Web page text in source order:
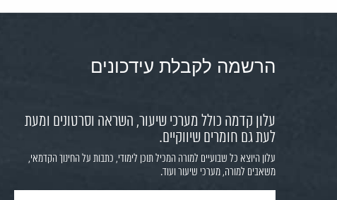
הרשמה לקבלת עידכונים
עלון קדמה כולל מערכי שיעור, השראה וסרטונים ומעת
לעת גם חומרים שיווקיים.
עלון היוצא כל שבועיים למורה המכיל תוכן לימודי, כתבות על החינוך הקדמאי,
משאבים למורה, מערכי שיעור ועוד.